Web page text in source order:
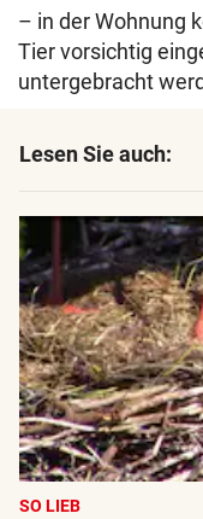
– in der Wohnung
Tier vorsichtig
untergebracht
Lesen Sie auch:
SO LIEB